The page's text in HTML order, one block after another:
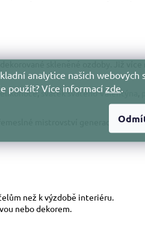
analytice našich
použít? Více informací zde
skleněné ozdoby. Již
, svátek svatého Valentýna
mistrovství generací.
než k výzdobě interiéru.
nebo dekorem.